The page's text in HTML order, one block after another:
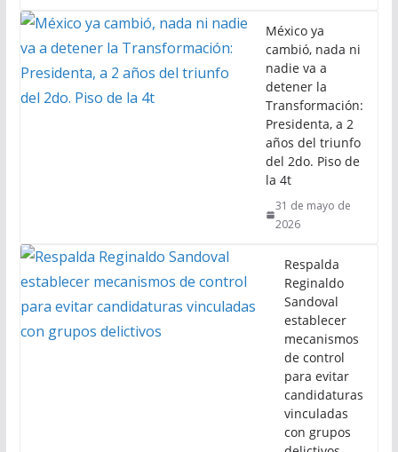
México ya
cambió, nada ni
nadie va a
detener la
Transformación:
Presidenta, a 2
años del triunfo
del 2do. Piso de
la 4t
31 de mayo de
2026
Respalda
Reginaldo
Sandoval
establecer
mecanismos
de control
para evitar
candidaturas
vinculadas
con grupos